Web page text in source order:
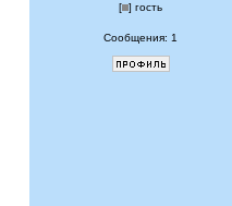
[ ] гость
Сообщения: 1